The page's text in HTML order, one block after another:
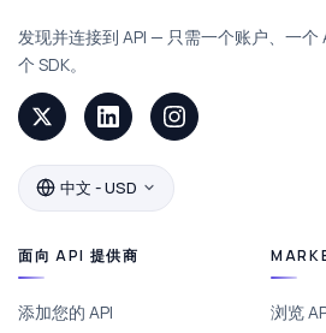
发现并连接到 API — 只需一个账户、一个
个 SDK。
中文 - USD
面向 API 提供商
添加您的 API
浏览